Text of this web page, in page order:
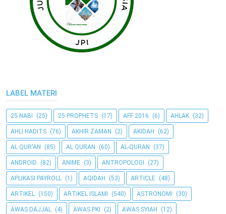
LABEL MATERI
25 NABI (25) 25 PROPHETS (17) AFF 2016 (6) AHLAK (32)
AHLI HADITS (76) AKHIR ZAMAN (2) AKIDAH (62)
AL QUR'AN (85) AL QURAN (60) AL-QURAN (37)
ANDROID (82) ANIME (3) ANTROPOLOGI (27)
APLIKASI PAYROLL (1) AQIDAH (53) ARTICLE (48)
ARTIKEL (150) ARTIKEL ISLAMI (540) ASTRONOMI (30)
AWAS DAJJAL (4) AWAS PKI (2) AWAS SYIAH (12)